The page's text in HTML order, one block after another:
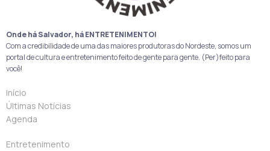
Onde há Salvador, há ENTRETENIMENTO!
Com a credibilidade de uma das maiores produtoras do Nordeste, somos um
portal de cultura e entretenimento feito de gente para gente. (Per)feito para
você!
Início
Últimas Notícias
Agenda
Entretenimento